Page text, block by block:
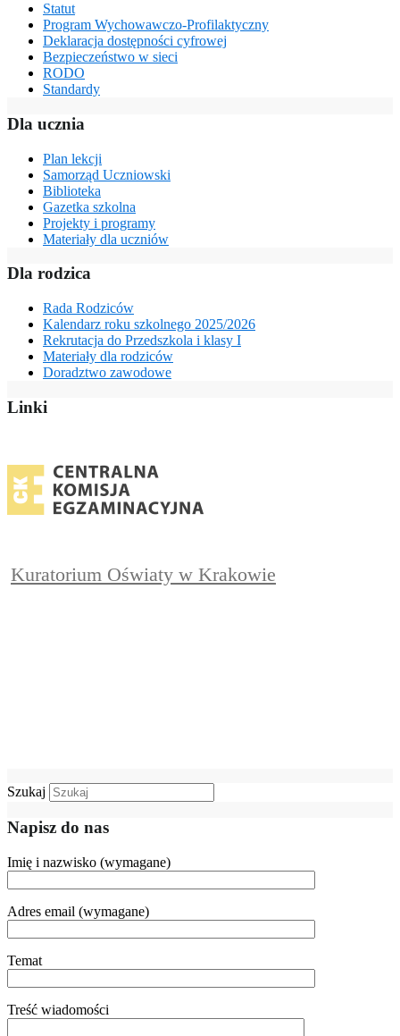
Statut
Program Wychowawczo-Profilaktyczny
Deklaracja dostępności cyfrowej
Bezpieczeństwo w sieci
RODO
Standardy
Dla ucznia
Plan lekcji
Samorząd Uczniowski
Biblioteka
Gazetka szkolna
Projekty i programy
Materiały dla uczniów
Dla rodzica
Rada Rodziców
Kalendarz roku szkolnego 2025/2026
Rekrutacja do Przedszkola i klasy I
Materiały dla rodziców
Doradztwo zawodowe
Linki
Kuratorium Oświaty w Krakowie
Szukaj
Napisz do nas
Imię i nazwisko (wymagane)
Adres email (wymagane)
Temat
Treść wiadomości